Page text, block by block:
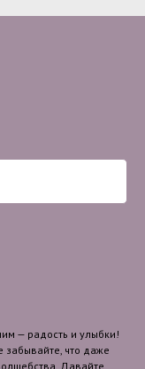
— радость и улыбки!
забывайте, что даже
Давайте